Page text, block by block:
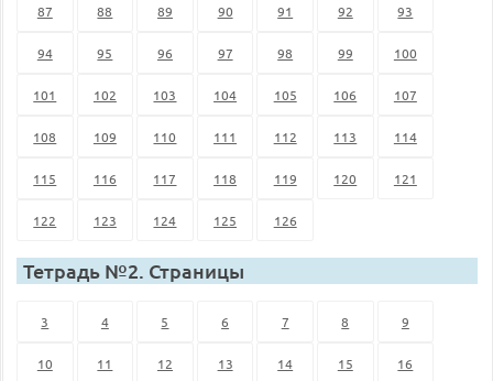
87 88 89 90 91 92 93
94 95 96 97 98 99 100
101 102 103 104 105 106 107
108 109 110 111 112 113 114
115 116 117 118 119 120 121
122 123 124 125 126
Тетрадь №2. Страницы
3 4 5 6 7 8 9
10 11 12 13 14 15 16